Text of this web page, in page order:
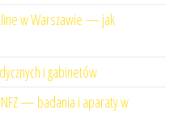
w Warszawie — jak
i gabinetów
— badania i aparaty w